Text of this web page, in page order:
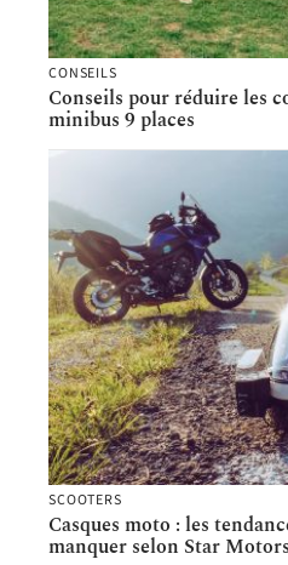
CONSEILS
Conseils pour réduire les
minibus 9 places
SCOOTERS
Casques moto : les
manquer selon Star Motors